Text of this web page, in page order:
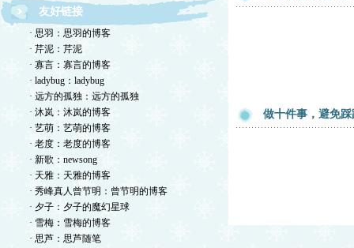
友好链接
· 思羽：思羽的博客
· 芹泥：芹泥
· 寡言：寡言的博客
· ladybug：ladybug
· 远方的孤独：远方的孤独
· 沐岚：沐岚的博客
· 艺萌：艺萌的博客
· 老度：老度的博客
· 新歌：newsong
· 天雅：天雅的博客
· 秀峰真人曾节明：曾节明的博客
· 夕子：夕子的魔幻星球
· 雪梅：雪梅的博客
· 思芦：思芦随笔
做十件事，避免